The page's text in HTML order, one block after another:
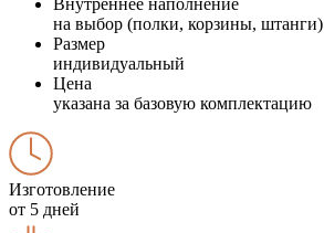
на выбор (полки, корзины, штанги)
Размер
индивидуальный
Цена
указана за базовую комплектацию
Изготовление
от 5 дней